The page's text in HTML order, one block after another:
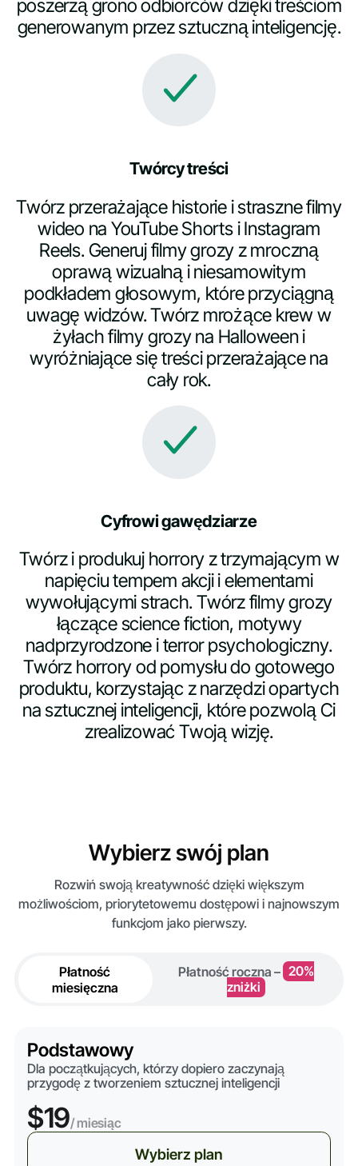
poszerzą grono odbiorców dzięki treściom
generowanym przez sztuczną inteligencję.
Twórcy treści
Twórz przerażające historie i straszne filmy
wideo na YouTube Shorts i Instagram
Reels. Generuj filmy grozy z mroczną
oprawą wizualną i niesamowitym
podkładem głosowym, które przyciągną
uwagę widzów. Twórz mrożące krew w
żyłach filmy grozy na Halloween i
wyróżniające się treści przerażające na
cały rok.
Cyfrowi gawędziarze
Twórz i produkuj horrory z trzymającym w
napięciu tempem akcji i elementami
wywołującymi strach. Twórz filmy grozy
łączące science fiction, motywy
nadprzyrodzone i terror psychologiczny.
Twórz horrory od pomysłu do gotowego
produktu, korzystając z narzędzi opartych
na sztucznej inteligencji, które pozwolą Ci
zrealizować Twoją wizję.
Wybierz swój plan
Rozwiń swoją kreatywność dzięki większym
możliwościom, priorytetowemu dostępowi i najnowszym
funkcjom jako pierwszy.
Płatność
miesięczna
Płatność roczna – 20%
zniżki
Podstawowy
Dla początkujących, którzy dopiero zaczynają
przygodę z tworzeniem sztucznej inteligencji
$19/ miesiąc
Wybierz plan